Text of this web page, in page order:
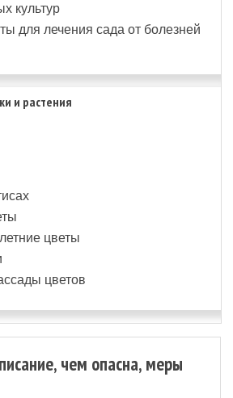
культур
для лечения сада от болезней
и растения
цветы
цветов
чем опасна, меры